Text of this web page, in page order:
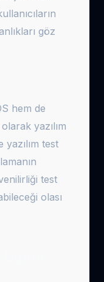
göz
hem de
yazılım
yazılım test
test
olası